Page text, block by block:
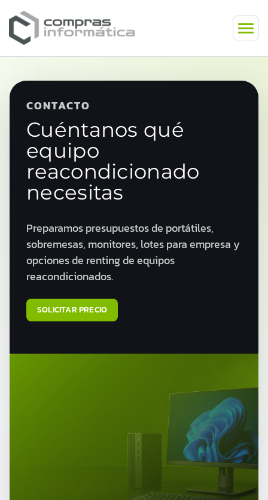
CONTACTO
Cuéntanos qué
equipo
reacondicionado
necesitas
Preparamos presupuestos de portátiles,
sobremesas, monitores, lotes para empresa y
opciones de renting de equipos
reacondicionados.
SOLICITAR PRECIO